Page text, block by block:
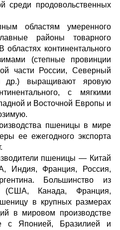
среди продовольственных
областям умеренного
районы товарного
континентального
(степные провинции
части России, Северный
др.) выращивают яровую
с мягкими
и Восточной Европы и
пшеницы в мире
ее ежегодного экспорта
пшеницы — Китай
Индия, Франция, Россия,
Большинство из
(США, Канада, Франция,
в крупных размерах
в мировом производстве
с Японией, Бразилией и